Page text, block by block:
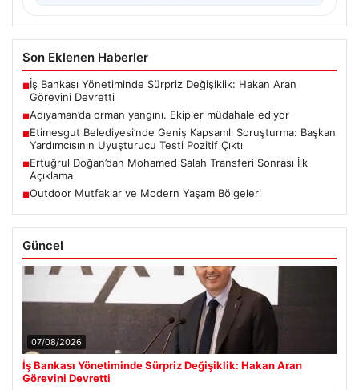
Son Eklenen Haberler
■İş Bankası Yönetiminde Sürpriz Değişiklik: Hakan Aran
Görevini Devretti
■Adıyaman’da orman yangını. Ekipler müdahale ediyor
■Etimesgut Belediyesi’nde Geniş Kapsamlı Soruşturma: Başkan
Yardımcısının Uyuşturucu Testi Pozitif Çıktı
■Ertuğrul Doğan’dan Mohamed Salah Transferi Sonrası İlk
Açıklama
■Outdoor Mutfaklar ve Modern Yaşam Bölgeleri
Güncel
07/08/2026
İş Bankası Yönetiminde Sürpriz Değişiklik: Hakan Aran
Görevini Devretti